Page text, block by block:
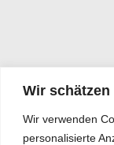
Wir
Wir verwenden
personalisierte